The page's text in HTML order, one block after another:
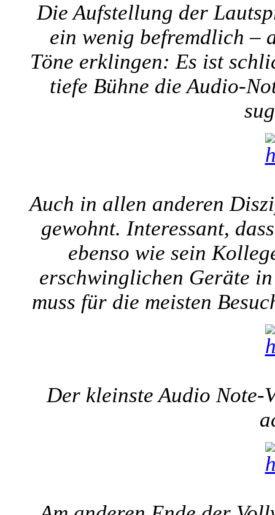
Die Aufstellung der
ein wenig befremdlich –
Töne erklingen: Es ist
tiefe Bühne die Audio-
Auch in allen anderen
gewohnt. Interessant,
ebenso wie sein
erschwinglichen Geräte
muss für die meisten
Der kleinste Audio Note-